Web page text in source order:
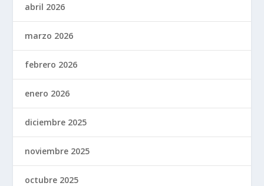
abril 2026
marzo 2026
febrero 2026
enero 2026
diciembre 2025
noviembre 2025
octubre 2025